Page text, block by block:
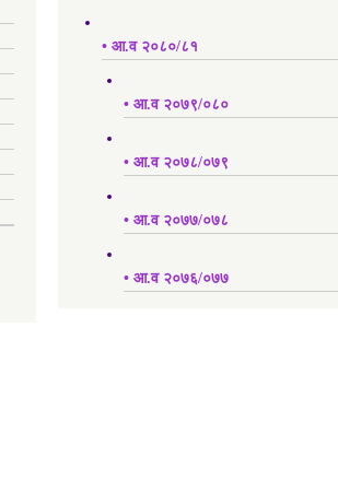
• आ.व २०८०/८१
• आ.व २०७९/०८०
• आ.व २०७८/०७९
• आ.व २०७७/०७८
• आ.व २०७६/०७७